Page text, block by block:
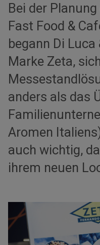
Bei der
Fast Food &
begann Di
Marke Zeta,
anders als das
Aromen
auch wichtig,
ihrem neuen